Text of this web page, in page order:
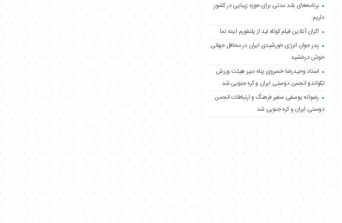
برنامه‌های بلند مدتی برای حوزه زیبایی در کشور
داریم
اکران آنلاین فیلم کوتاه لید از پلتفورم ایده نما
پدر جوان انرژی خورشیدی ایران در محافل جهانی
خوش درخشید
استاد وحیدرضا خسروی پناه دبیر هیئت ورزش
تکواندو انجمن دوستی ایران و کره جنوبی شد
رضوانه یوسفی سفیر فرهنگ و ارتباطات انجمن
دوستی ایران و کره جنوبی شد